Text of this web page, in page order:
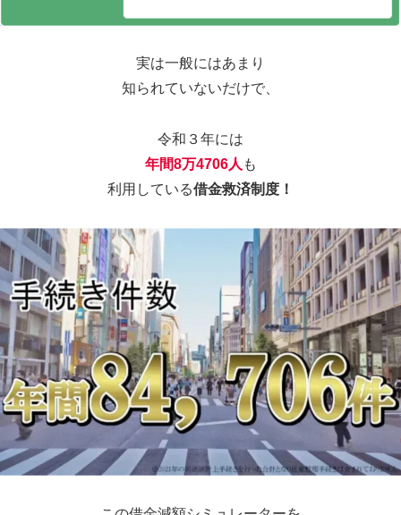
年間8万4706人も
利用している 借金救済制度！
この借金減額シミュレーターを
きっかけにして、
借金３４０万円⇒０円
にできた人がいるんです！